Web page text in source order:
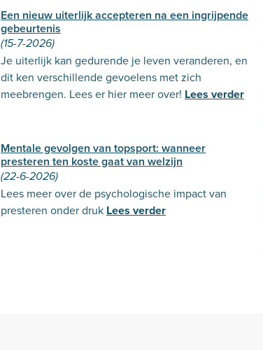
Een nieuw uiterlijk accepteren na een ingrijpende
gebeurtenis
(15-7-2026)
Je uiterlijk kan gedurende je leven veranderen, en
dit ken verschillende gevoelens met zich
meebrengen. Lees er hier meer over! Lees verder
Mentale gevolgen van topsport: wanneer
presteren ten koste gaat van welzijn
(22-6-2026)
Lees meer over de psychologische impact van
presteren onder druk Lees verder